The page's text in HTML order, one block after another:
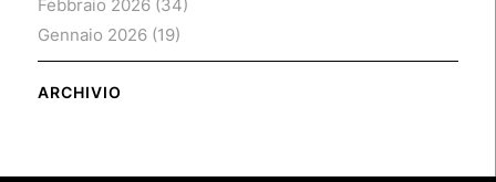
Febbraio 2026(34)
Gennaio 2026(19)
ARCHIVIO